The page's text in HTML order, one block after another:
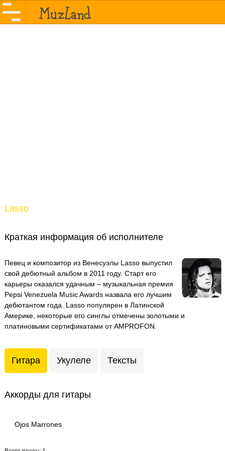
Lasso
Краткая информация об исполнителе
Певец и композитор из Венесуэлы Lasso выпустил
свой дебютный альбом в 2011 году. Старт его
карьеры оказался удачным – музыкальная премия
Pepsi Venezuela Music Awards назвала его лучшим
дебютантом года. Lasso популярен в Латинской
Америке, некоторые его синглы отмечены золотыми и
платиновыми сертификатами от AMPROFON.
Гитара Укулеле Тексты
Аккорды для гитары
Ojos Marrones